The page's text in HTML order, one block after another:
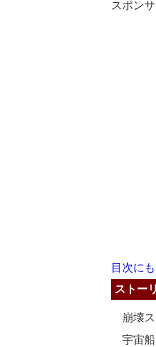
スポン
目次に
ストー
崩壊ス
宇宙船